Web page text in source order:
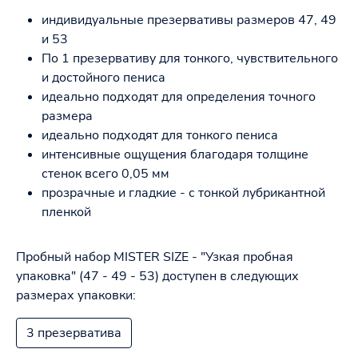
индивидуальные презервативы размеров 47, 49
и 53
По 1 презервативу для тонкого, чувствительного
и достойного пениса
идеально подходят для определения точного
размера
идеально подходят для тонкого пениса
интенсивные ощущения благодаря толщине
стенок всего 0,05 мм
прозрачные и гладкие - с тонкой лубрикантной
пленкой
Пробный набор MISTER SIZE - "Узкая пробная
упаковка" (47 - 49 - 53) доступен в следующих
размерах упаковки:
3 презерватива